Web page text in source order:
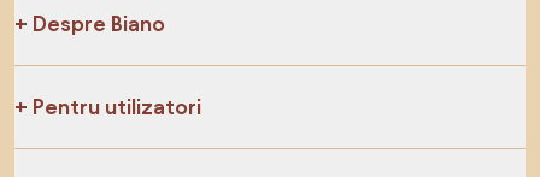
Despre Biano
Pentru utilizatori